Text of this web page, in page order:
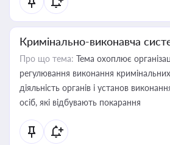
Кримінально-виконавча
Про що тема: Тема охоплює
регулювання виконання
діяльність органів і установ
осіб, які відбувають покарання